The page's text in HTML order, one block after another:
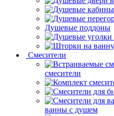
Душевые поддоны
Смесители
смесители
ванны с душем